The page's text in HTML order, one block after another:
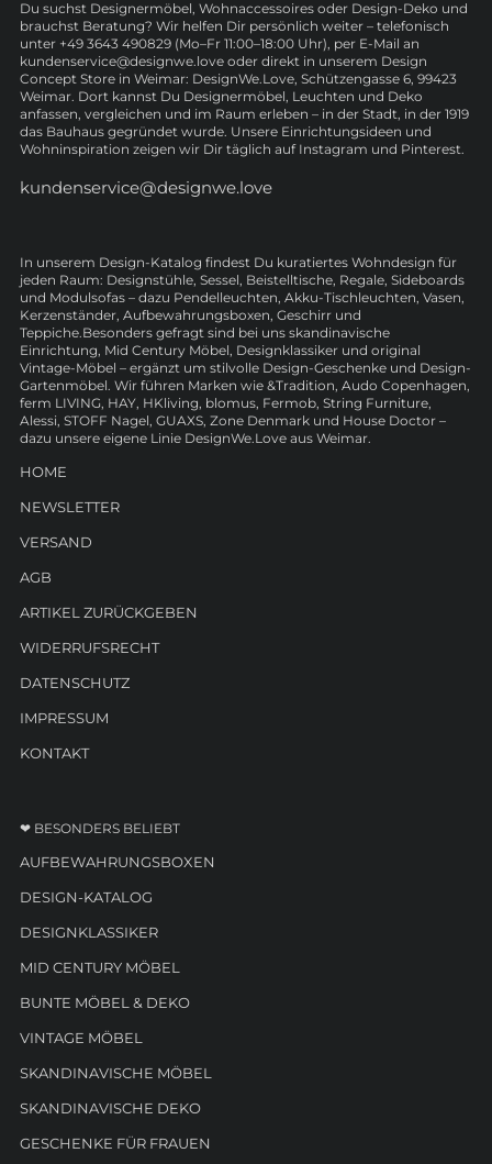
Du suchst Designermöbel, Wohnaccessoires oder Design-Deko und
brauchst Beratung? Wir helfen Dir persönlich weiter – telefonisch
unter +49 3643 490829 (Mo–Fr 11:00–18:00 Uhr), per E-Mail an
kundenservice@designwe.love oder direkt in unserem Design
Concept Store in Weimar: DesignWe.Love, Schützengasse 6, 99423
Weimar. Dort kannst Du Designermöbel, Leuchten und Deko
anfassen, vergleichen und im Raum erleben – in der Stadt, in der 1919
das Bauhaus gegründet wurde. Unsere Einrichtungsideen und
Wohninspiration zeigen wir Dir täglich auf Instagram und Pinterest.
kundenservice@designwe.love
In unserem Design-Katalog findest Du kuratiertes Wohndesign für
jeden Raum: Designstühle, Sessel, Beistelltische, Regale, Sideboards
und Modulsofas – dazu Pendelleuchten, Akku-Tischleuchten, Vasen,
Kerzenständer, Aufbewahrungsboxen, Geschirr und
Teppiche.Besonders gefragt sind bei uns skandinavische
Einrichtung, Mid Century Möbel, Designklassiker und original
Vintage-Möbel – ergänzt um stilvolle Design-Geschenke und Design-
Gartenmöbel. Wir führen Marken wie &Tradition, Audo Copenhagen,
ferm LIVING, HAY, HKliving, blomus, Fermob, String Furniture,
Alessi, STOFF Nagel, GUAXS, Zone Denmark und House Doctor –
dazu unsere eigene Linie DesignWe.Love aus Weimar.
HOME
NEWSLETTER
VERSAND
AGB
ARTIKEL ZURÜCKGEBEN
WIDERRUFSRECHT
DATENSCHUTZ
IMPRESSUM
KONTAKT
❤ BESONDERS BELIEBT
AUFBEWAHRUNGSBOXEN
DESIGN-KATALOG
DESIGNKLASSIKER
MID CENTURY MÖBEL
BUNTE MÖBEL & DEKO
VINTAGE MÖBEL
SKANDINAVISCHE MÖBEL
SKANDINAVISCHE DEKO
GESCHENKE FÜR FRAUEN